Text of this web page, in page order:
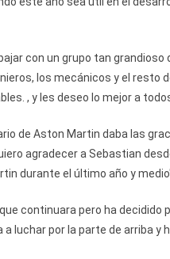
con un grupo tan grandioso
los mecánicos y el resto
, y les deseo lo mejor a
de Aston Martin daba las
agradecer a Sebastian
durante el último año y
continuara pero ha decidido
luchar por la parte de arriba y